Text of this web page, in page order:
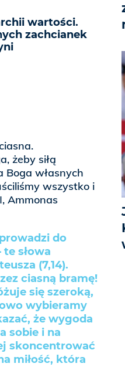
wartości.
zachcianek
żeby siłą
Boga własnych
wszystko i
Ammonas
do
słowa
(7,14).
ciasną bramę!
się szeroką,
wybieramy
że wygoda
sobie i na
skoncentrować
miłość, która